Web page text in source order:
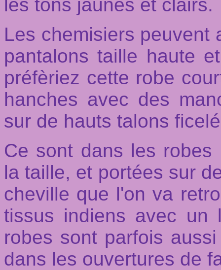
les tons jaunes et clairs.
Les chemisiers peuvent
pantalons taille haute
préfèriez cette robe
hanches avec des
sur de hauts talons
Ce sont dans les
la taille, et portées sur
cheville que l'on va
tissus indiens avec un
robes sont parfois
dans les ouvertures de